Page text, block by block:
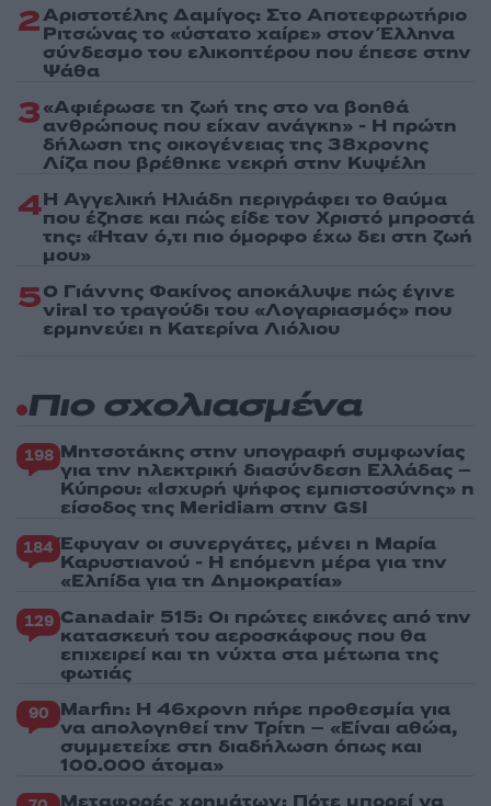
2Αριστοτέλης Δαμίγος: Στο Αποτεφρωτήριο
Ριτσώνας το «ύστατο χαίρε» στον Έλληνα
σύνδεσμο του ελικοπτέρου που έπεσε στην
Ψάθα
3«Αφιέρωσε τη ζωή της στο να βοηθά
ανθρώπους που είχαν ανάγκη» - Η πρώτη
δήλωση της οικογένειας της 38χρονης
Λίζα που βρέθηκε νεκρή στην Κυψέλη
4Η Αγγελική Ηλιάδη περιγράφει το θαύμα
που έζησε και πώς είδε τον Χριστό μπροστά
της: «Ήταν ό,τι πιο όμορφο έχω δει στη ζωή
μου»
5Ο Γιάννης Φακίνος αποκάλυψε πώς έγινε
viral το τραγούδι του «Λογαριασμός» που
ερμηνεύει η Κατερίνα Λιόλιου
Πιο σχολιασμένα
198 Μητσοτάκης στην υπογραφή συμφωνίας
για την ηλεκτρική διασύνδεση Ελλάδας –
Κύπρου: «Ισχυρή ψήφος εμπιστοσύνης» η
είσοδος της Meridiam στην GSI
184 Έφυγαν οι συνεργάτες, μένει η Μαρία
Καρυστιανού - Η επόμενη μέρα για την
«Ελπίδα για τη Δημοκρατία»
129 Canadair 515: Οι πρώτες εικόνες από την
κατασκευή του αεροσκάφους που θα
επιχειρεί και τη νύχτα στα μέτωπα της
φωτιάς
90 Marfin: Η 46χρονη πήρε προθεσμία για
να απολογηθεί την Τρίτη – «Είναι αθώα,
συμμετείχε στη διαδήλωση όπως και
100.000 άτομα»